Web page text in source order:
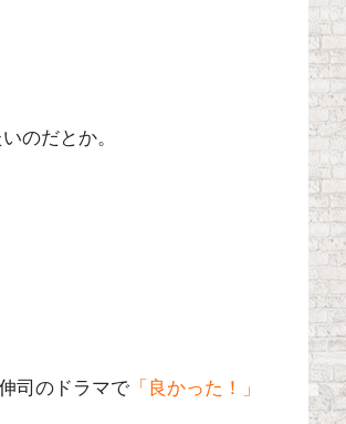
のだとか。
司のドラマで 「良かった！」